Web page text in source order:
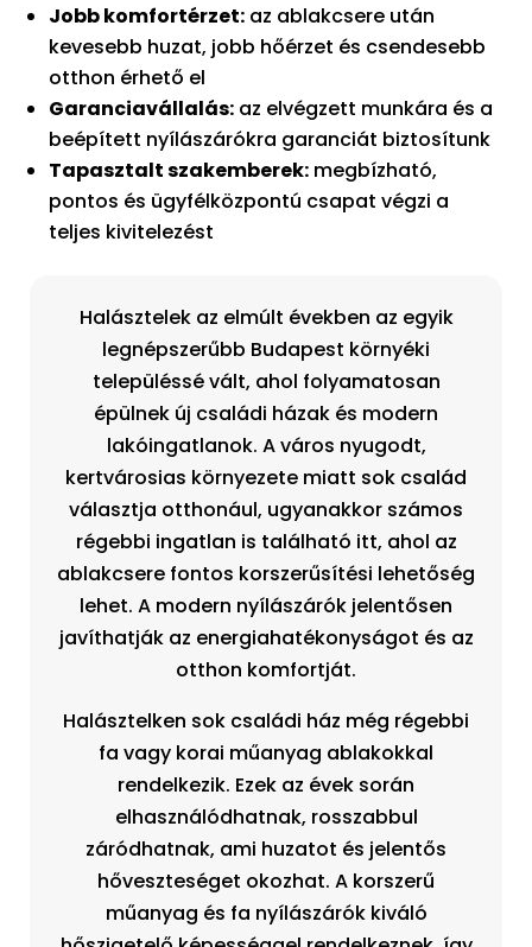
Jobb komfortérzet: az ablakcsere után
kevesebb huzat, jobb hőérzet és csendesebb
otthon érhető el
Garanciavállalás: az elvégzett munkára és a
beépített nyílászárókra garanciát biztosítunk
Tapasztalt szakemberek: megbízható,
pontos és ügyfélközpontú csapat végzi a
teljes kivitelezést
Halásztelek az elmúlt években az egyik
legnépszerűbb Budapest környéki
településsé vált, ahol folyamatosan
épülnek új családi házak és modern
lakóingatlanok. A város nyugodt,
kertvárosias környezete miatt sok család
választja otthonául, ugyanakkor számos
régebbi ingatlan is található itt, ahol az
ablakcsere fontos korszerűsítési lehetőség
lehet. A modern nyílászárók jelentősen
javíthatják az energiahatékonyságot és az
otthon komfortját.
Halásztelken sok családi ház még régebbi
fa vagy korai műanyag ablakokkal
rendelkezik. Ezek az évek során
elhasználódhatnak, rosszabbul
záródhatnak, ami huzatot és jelentős
hőveszteséget okozhat. A korszerű
műanyag és fa nyílászárók kiváló